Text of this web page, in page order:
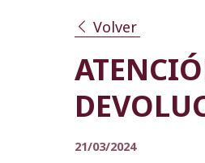
Volver
21/03/2024